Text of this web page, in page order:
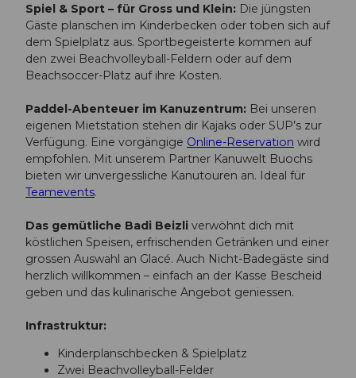
Spiel & Sport – für Gross und Klein: Die jüngsten
Gäste planschen im Kinderbecken oder toben sich auf
dem Spielplatz aus. Sportbegeisterte kommen auf
den zwei Beachvolleyball-Feldern oder auf dem
Beachsoccer-Platz auf ihre Kosten.
Paddel-Abenteuer im Kanuzentrum: Bei unseren
eigenen Mietstation stehen dir Kajaks oder SUP’s zur
Verfügung. Eine vorgängige Online-Reservation wird
empfohlen. Mit unserem Partner Kanuwelt Buochs
bieten wir unvergessliche Kanutouren an. Ideal für
Teamevents.
Das gemütliche Badi Beizli verwöhnt dich mit
köstlichen Speisen, erfrischenden Getränken und einer
grossen Auswahl an Glacé. Auch Nicht-Badegäste sind
herzlich willkommen – einfach an der Kasse Bescheid
geben und das kulinarische Angebot geniessen.
Infrastruktur:
Kinderplanschbecken & Spielplatz
Zwei Beachvolleyball-Felder